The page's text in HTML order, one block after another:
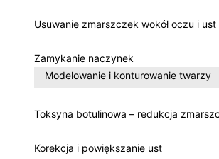
Usuwanie zmarszczek wokół oczu i ust
Zamykanie naczynek
Modelowanie i konturowanie twarzy
Toksyna botulinowa – redukcja
Korekcja i powiększanie ust